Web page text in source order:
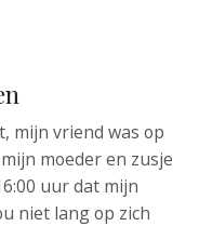
mijn vriend was op
moeder en zusje
uur dat mijn
niet lang op zich